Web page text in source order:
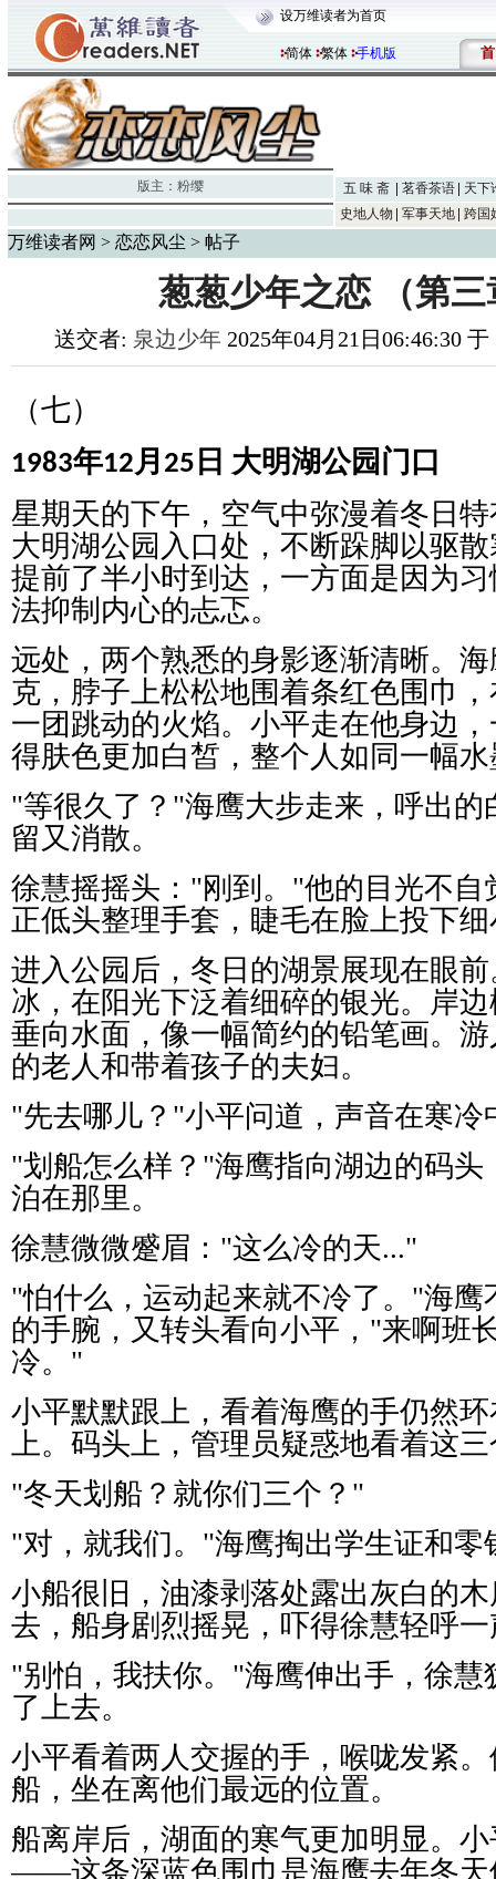
设万维读者为首页
简体 繁体 手机版 首
版主： 粉缨 五 味 斋 茗香茶语
天下
史地人物
军事天地 跨国
万维读者网 > 恋恋风尘 > 帖子
葱葱少年之恋 （第三
送交者: 泉边少年 2025年04月21日06:46:30
（七）
1983年12月 25 日 大明湖公园门口
星期天的下午，空气中弥漫着冬日
大明湖公园入口处，不断跺脚以驱
提前了半小时到达，一方面是因为
法抑制内心的忐忑。
远处，两个熟悉的身影逐渐清晰。
克，脖子上松松地围着条红色围巾
一团跳动的火焰。小平走在他身边
得肤色更加白皙，整个人如同一幅
"等很久了？ "海鹰大步走来，呼出
留又消散。
徐慧摇摇头： "刚到。 "他的目光不自
正低头整理手套，睫毛在脸上投下
进入公园后，冬日的湖景展现在眼
冰，在阳光下泛着细碎的银光。岸
垂向水面，像一幅简约的铅笔画。
的老人和带着孩子的夫妇。
"先去哪儿？ "小平问道，声音在寒冷
"划船怎么样？ "海鹰指向湖边的码
泊在那里。
徐慧微微蹙眉： "这么冷的天..."
"怕什么，运动起来就不冷了。 "海鹰
的手腕，又转头看向小平， "来啊班
冷。 "
小平默默跟上，看着海鹰的手仍然
上。码头上，管理员疑惑地看着这
"冬天划船？就你们三个？ "
"对，就我们。 "海鹰掏出学生证和零
小船很旧，油漆剥落处露出灰白的
去，船身剧烈摇晃，吓得徐慧轻呼
"别怕，我扶你。 "海鹰伸出手，徐慧
了上去。
小平看着两人交握的手，喉咙发紧
船，坐在离他们最远的位置。
船离岸后，湖面的寒气更加明显。
——这条深蓝色围巾是海鹰去年冬